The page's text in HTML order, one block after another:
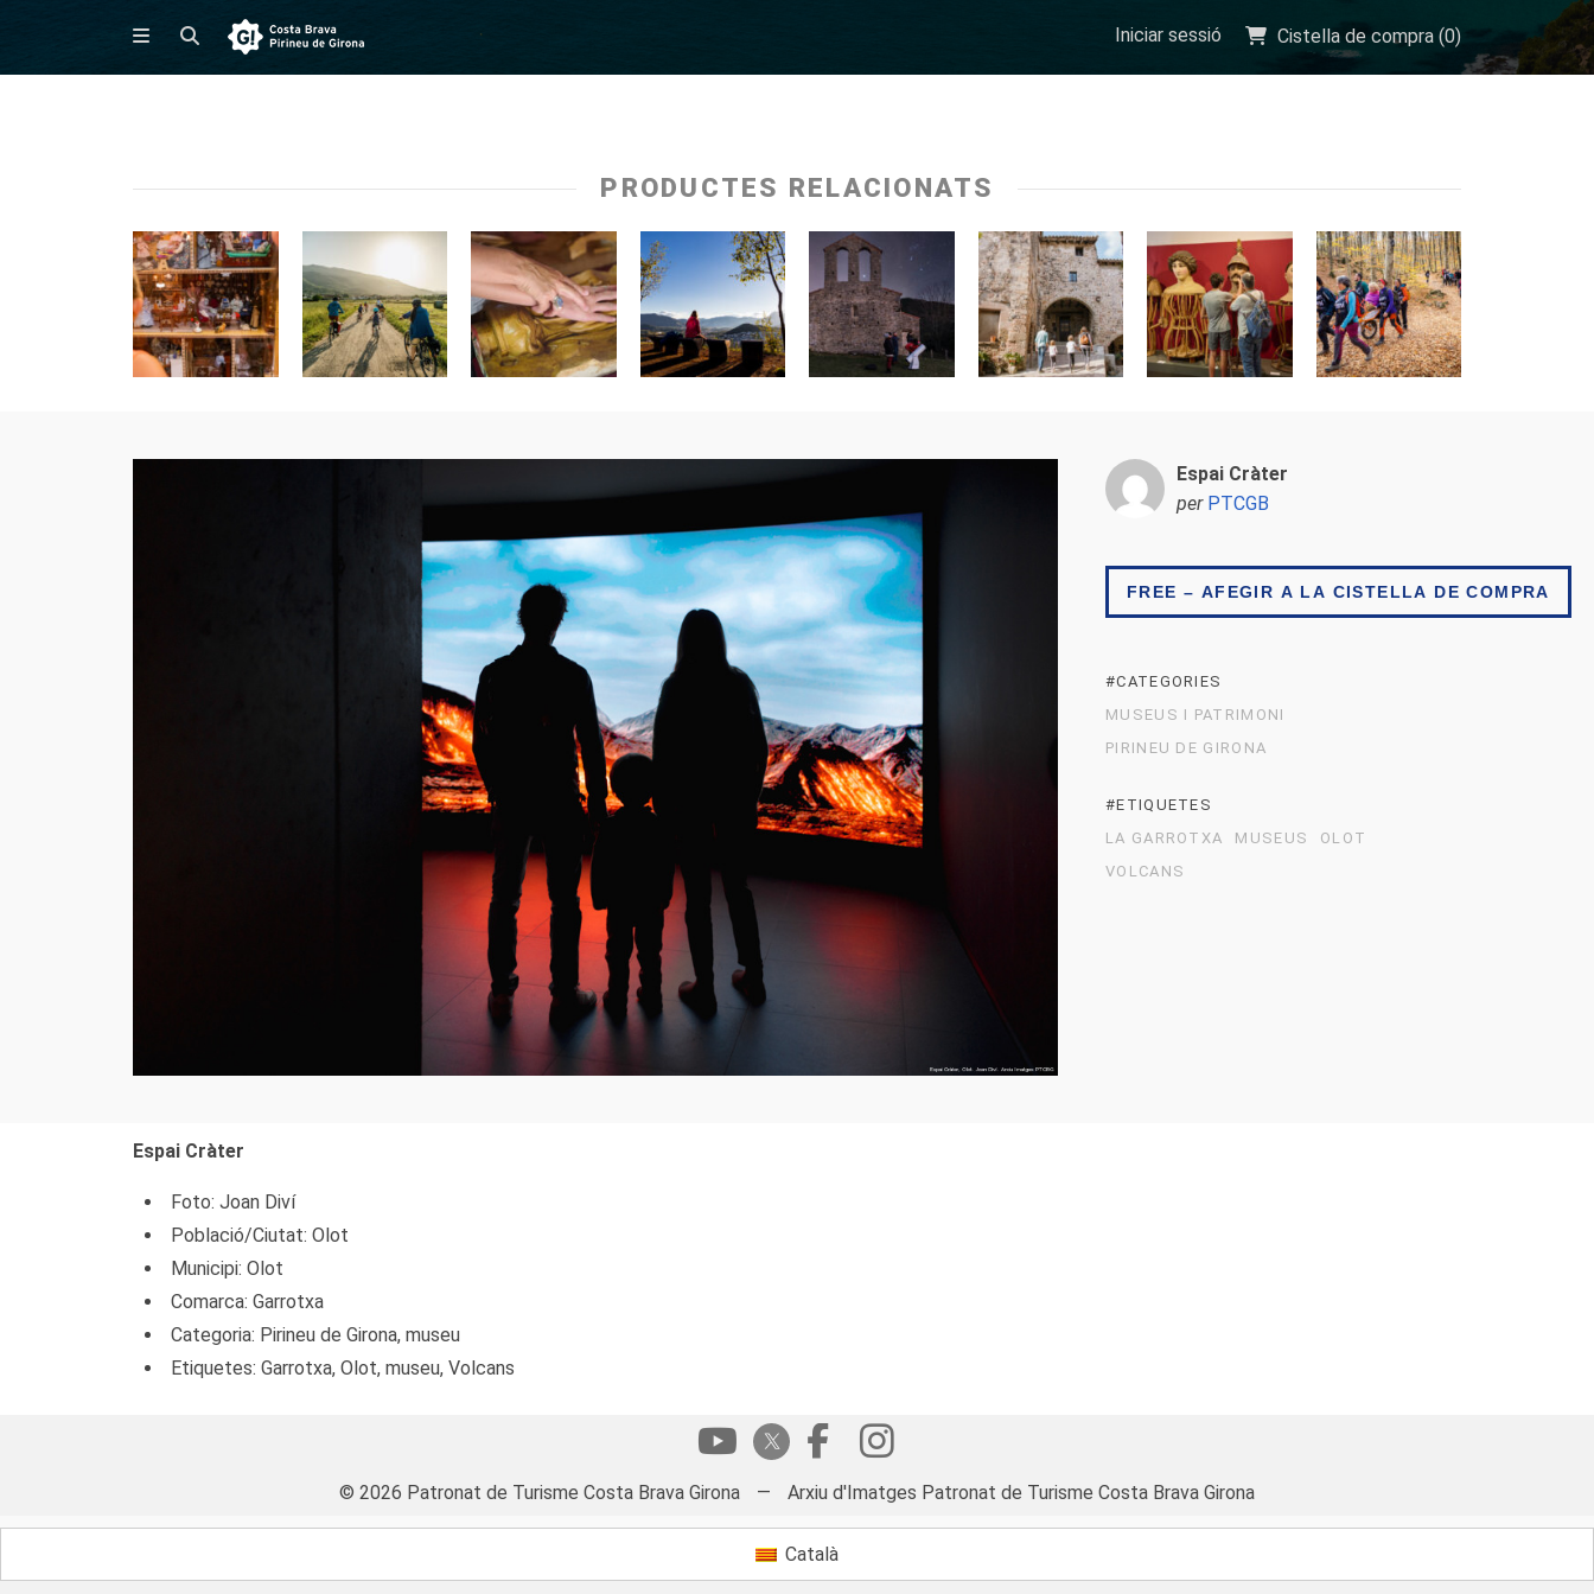
Iniciar sessió Cistella de compra (0)
PRODUCTES RELACIONATS
Espai Cràter
per PTCGB
FREE – AFEGIR A LA CISTELLA DE COMPRA
#CATEGORIES
MUSEUS I PATRIMONI
PIRINEU DE GIRONA
#ETIQUETES
LA GARROTXA
MUSEUS
OLOT
VOLCANS
Espai Cràter
Foto: Joan Diví
Població/Ciutat: Olot
Municipi: Olot
Comarca: Garrotxa
Categoria: Pirineu de Girona, museu
Etiquetes: Garrotxa, Olot, museu, Volcans
© 2026 Patronat de Turisme Costa Brava Girona — Arxiu d'Imatges Patronat de Turisme Costa Brava Girona
Català